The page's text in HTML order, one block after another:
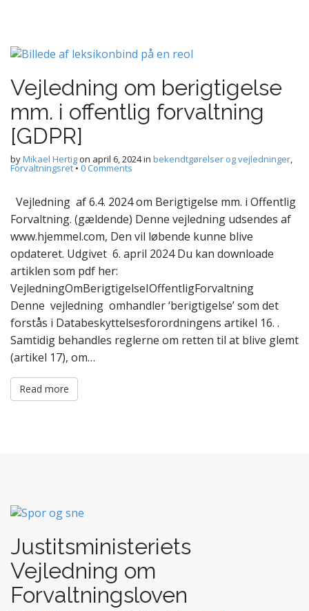
Vejledning om berigtigelse
mm. i offentlig forvaltning
[GDPR]
byMikael Hertigon april 6, 2024in bekendtgørelser og vejledninger,
Forvaltningsret• 0 Comments
Vejledning af 6.4. 2024 om Berigtigelse mm. i Offentlig
Forvaltning. (gældende) Denne vejledning udsendes af
www.hjemmel.com, Den vil løbende kunne blive
opdateret. Udgivet 6. april 2024 Du kan downloade
artiklen som pdf her:
VejledningOmBerigtigelseIOffentligForvaltning
Denne vejledning omhandler ‘berigtigelse’ som det
forstås i Databeskyttelsesforordningens artikel 16. .
Samtidig behandles reglerne om retten til at blive glemt
(artikel 17), om…
Read more
Justitsministeriets
Vejledning om
Forvaltningsloven